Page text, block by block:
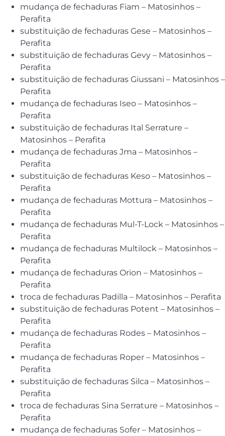
mudança de fechaduras Fiam – Matosinhos –
Perafita
substituição de fechaduras Gese – Matosinhos –
Perafita
substituição de fechaduras Gevy – Matosinhos –
Perafita
substituição de fechaduras Giussani – Matosinhos –
Perafita
mudança de fechaduras Iseo – Matosinhos –
Perafita
substituição de fechaduras Ital Serrature –
Matosinhos – Perafita
mudança de fechaduras Jma – Matosinhos –
Perafita
substituição de fechaduras Keso – Matosinhos –
Perafita
mudança de fechaduras Mottura – Matosinhos –
Perafita
mudança de fechaduras Mul-T-Lock – Matosinhos –
Perafita
mudança de fechaduras Multilock – Matosinhos –
Perafita
mudança de fechaduras Orion – Matosinhos –
Perafita
troca de fechaduras Padilla – Matosinhos – Perafita
substituição de fechaduras Potent – Matosinhos –
Perafita
mudança de fechaduras Rodes – Matosinhos –
Perafita
mudança de fechaduras Roper – Matosinhos –
Perafita
substituição de fechaduras Silca – Matosinhos –
Perafita
troca de fechaduras Sina Serrature – Matosinhos –
Perafita
mudança de fechaduras Sofer – Matosinhos –